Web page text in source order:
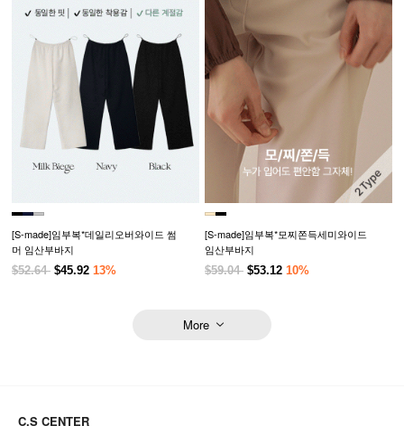
[S-made]임부복*데일리오버와이드 썸
머 임산부바지
$52.64 $45.92 13%
[S-made]임부복*모찌쫀득세미와이드
임산부바지
$59.04 $53.12 10%
More
C.S CENTER